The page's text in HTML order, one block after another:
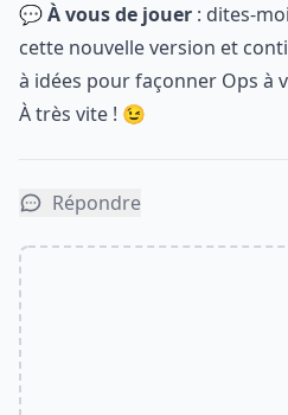
💬À vous de jouer : dites-
cette nouvelle version et
à idées pour façonner Ops à
À très vite ! 😉
Répondre